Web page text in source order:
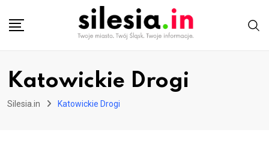
Katowickie Drogi
Silesia.in Katowickie Drogi